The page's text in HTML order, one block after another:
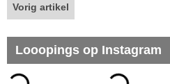
Vorig artikel
Looopings op Instagram